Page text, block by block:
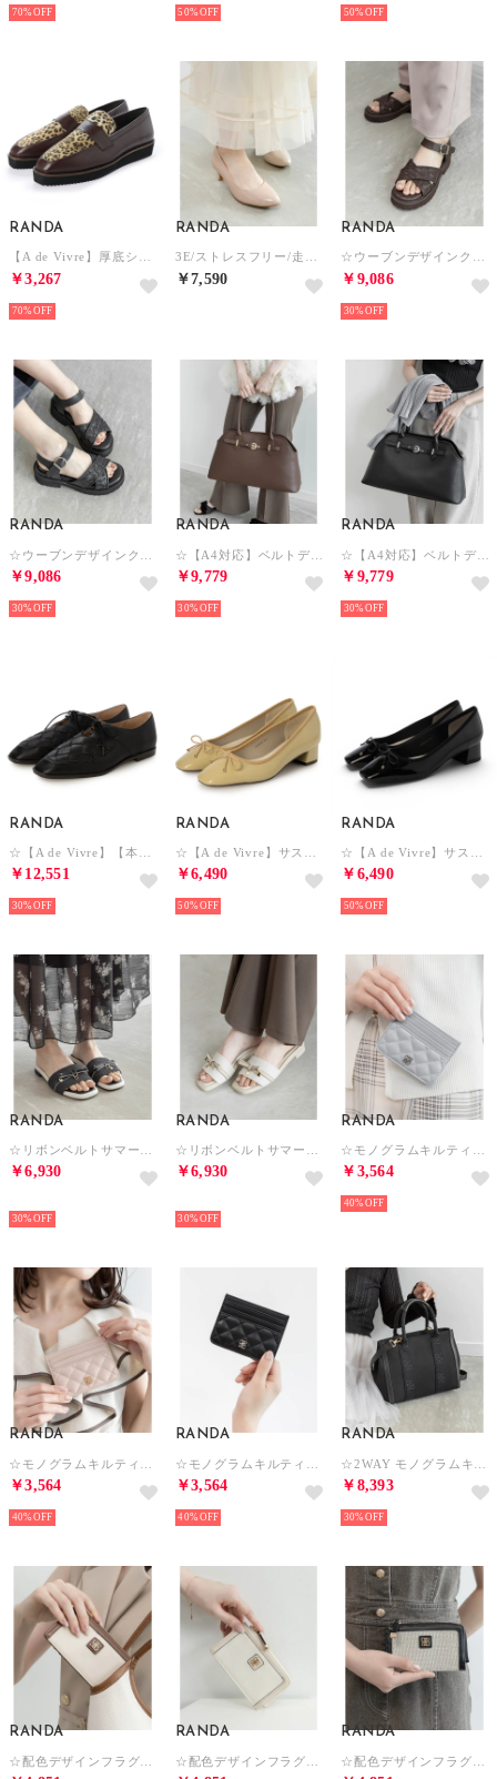
70% 50% 50%
RANDA
【A de Vivre】厚底シューズ（D.BROWN）
￥3,267
70%
RANDA
3E/ストレスフリー/走れる快適パンプス （BEG/ENM）
￥7,590
RANDA
☆ウーブンデザインクロスベルトサンダル （BROWN）
￥9,086
30%
RANDA
￥9,086
30%
RANDA
￥9,779
30%
RANDA
￥9,779
30%
RANDA
￥12,551
30%
RANDA
￥6,490
50%
RANDA
￥6,490
50%
RANDA
￥6,930
30%
RANDA
￥6,930
30%
RANDA
￥3,564
40%
RANDA
￥3,564
40%
RANDA
￥3,564
40%
RANDA
￥8,393
30%
RANDA RANDA RANDA